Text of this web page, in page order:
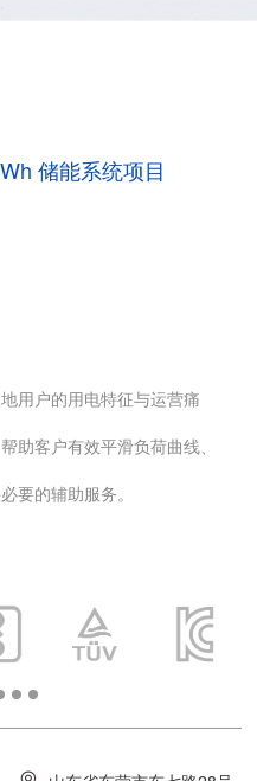
储能系统项目
用户的用电特征与运营痛
助客户有效平滑负荷曲线、
要的辅助服务。